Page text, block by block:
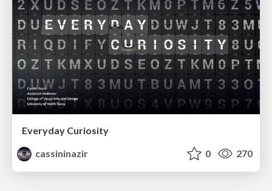
Everyday Curiosity
cassininazir
0 270